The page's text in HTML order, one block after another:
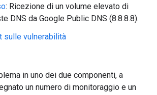
: Ricezione di un volume elevato di
DNS da Google Public DNS (8.8.8.8).
sulle vulnerabilità
in uno dei due componenti, a
un numero di monitoraggio e un